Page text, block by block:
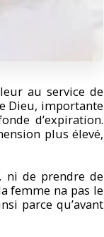
au service de
Dieu, importante
d’expiration.
plus élevé,
ni de prendre de
femme na pas le
parce qu’avant